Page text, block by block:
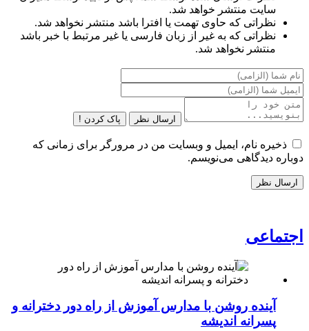
سایت منتشر خواهد شد.
نظراتی که حاوی تهمت یا افترا باشد منتشر نخواهد شد.
نظراتی که به غیر از زبان فارسی یا غیر مرتبط با خبر باشد
منتشر نخواهد شد.
ارسال نظر پاک کردن !
ذخیره نام، ایمیل و وبسایت من در مرورگر برای زمانی که
دوباره دیدگاهی می‌نویسم.
اجتماعی
آینده روشن با مدارس آموزش از راه دور دخترانه و
پسرانه اندیشه